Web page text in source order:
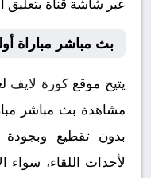
بث مباشر مباراة
يتيح موقعكورة لايف
مشاهدة بث مباشر
بدون تقطيع وبجودة
لأحداث اللقاء، سواء